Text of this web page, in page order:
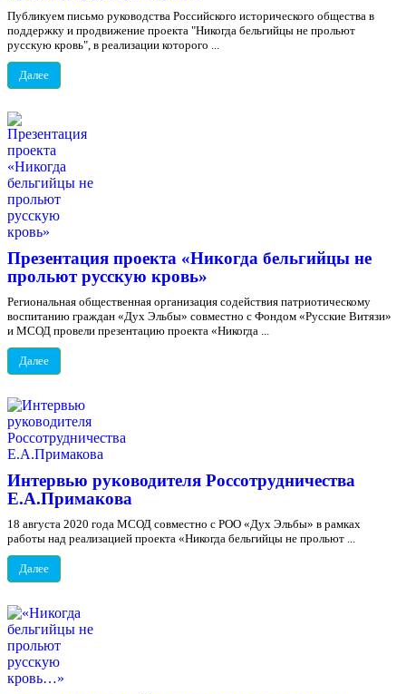
Публикуем письмо руководства Российского исторического общества в
поддержку и продвижение проекта "Никогда бельгийцы не прольют
русскую кровь", в реализации которого ...
Далее
Презентация проекта «Никогда бельгийцы не
прольют русскую кровь»
Региональная общественная организация содействия патриотическому
воспитанию граждан «Дух Эльбы» совместно с Фондом «Русские Витязи»
и МСОД провели презентацию проекта «Никогда ...
Далее
Интервью руководителя Россотрудничества
Е.А.Примакова
18 августа 2020 года МСОД совместно с РОО «Дух Эльбы» в рамках
работы над реализацией проекта «Никогда бельгийцы не прольют ...
Далее